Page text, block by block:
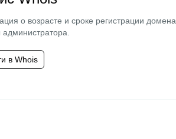
о возрасте и сроке регистрации домена,
администратора.
в Whois